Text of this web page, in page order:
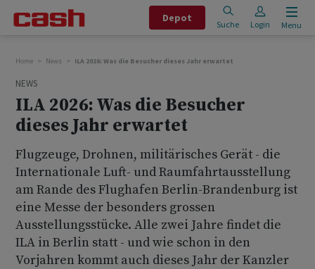
Depot
Suche Login Menu
Home News ILA 2026: Was die Besucher dieses Jahr erwartet
NEWS
ILA 2026: Was die Besucher
dieses Jahr erwartet
Flugzeuge, Drohnen, militärisches Gerät - die
Internationale Luft- und Raumfahrtausstellung
am Rande des Flughafen Berlin-Brandenburg ist
eine Messe der besonders grossen
Ausstellungsstücke. Alle zwei Jahre findet die
ILA in Berlin statt - und wie schon in den
Vorjahren kommt auch dieses Jahr der Kanzler